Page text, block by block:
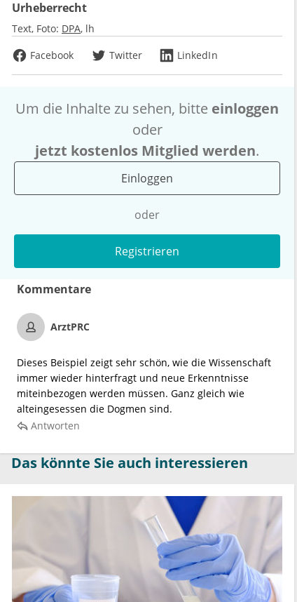
Urheberrecht
Text, Foto: DPA lh
Facebook
Twitter LinkedIn
Um die Inhalte zu sehen, bitte einloggen
oder
jetzt kostenlos Mitglied werden.
Einloggen
oder
Registrieren
Kommentare
ArztPRC
Dieses Beispiel zeigt sehr schön, wie die Wissenschaft
immer wieder hinterfragt und neue Erkenntnisse
miteinbezogen werden müssen. Ganz gleich wie
alteingesessen die Dogmen sind.
Antworten
Das könnte Sie auch interessieren